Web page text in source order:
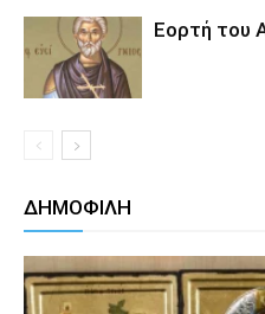
Εορτή του
ΔΗΜΟΦΙΛΗ